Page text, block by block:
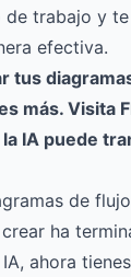
trabajo y
efectiva.
tus
más. Visita
IA puede
de
ha
ahora